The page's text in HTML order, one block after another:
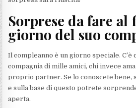
Sorprese da fare al
giorno del suo
Il compleanno è un giorno speciale.
compagnia di mille amici, chi invece
proprio partner. Se lo conoscete bene,
e sulla base di questo potrete
aperta.